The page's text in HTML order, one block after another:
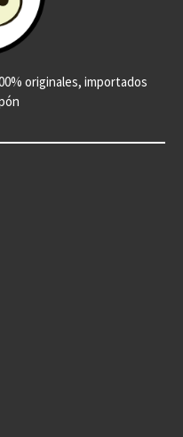
originales, importados